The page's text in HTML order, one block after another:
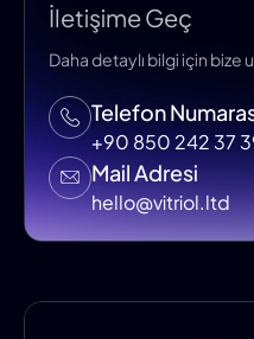
İletişime Geç
Daha detaylı bilgi için bize
Telefon
+90 850 242 37
Mail Adresi
hello@vitriol.ltd